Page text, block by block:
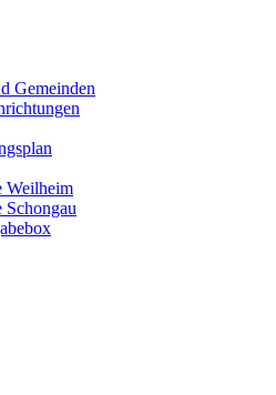
Gemeinden
Weilheim
Schongau